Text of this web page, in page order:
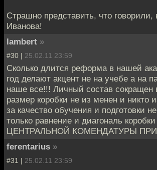
Страшно представить, что говорили,
Иванова!
lambert »
#30 | 25.02.11 23:59
Сколько длится реформа в нашей
год делают акцент не на учебе а на
наше все!!! Личный состав сокращен
размер коробки не из менен и никто
за качество обучения и подготовки
только равнение и диагональ
ЦЕНТРАЛЬНОЙ КОМЕНДАТУРЫ
ferentarius »
#31 | 25.02.11 23:59